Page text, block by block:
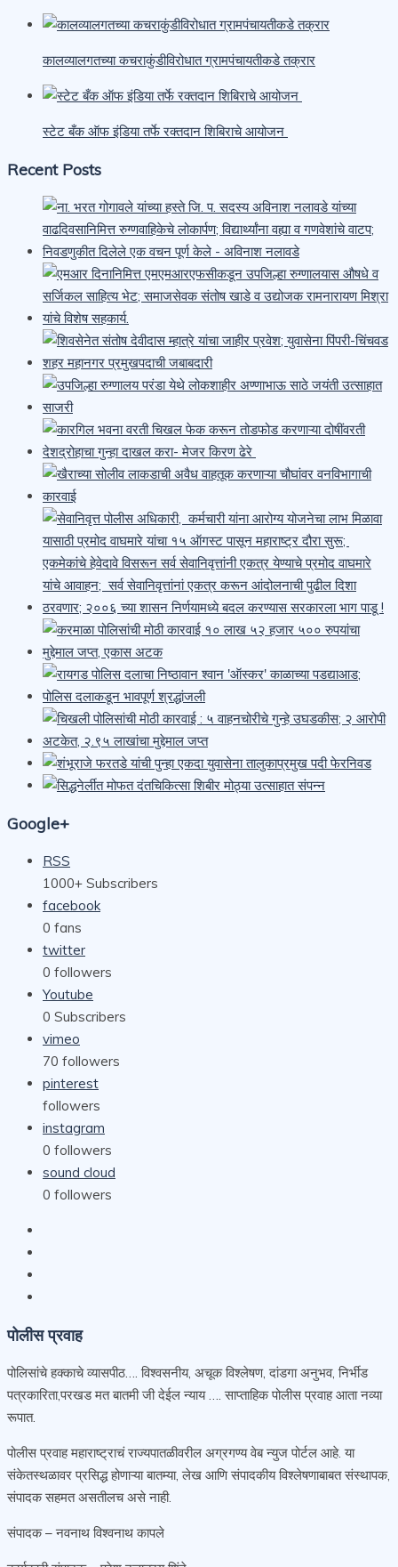
कालव्यालगतच्या कचराकुंडीविरोधात ग्रामपंचायतीकडे तक्रार
स्टेट बँक ऑफ इंडिया तर्फे रक्तदान शिबिराचे आयोजन
Recent Posts
Google+
RSS
1000+ Subscribers
facebook
0 fans
twitter
0 followers
Youtube
0 Subscribers
vimeo
70 followers
pinterest
followers
instagram
0 followers
sound cloud
0 followers
पोलीस प्रवाह
पोलिसांचे हक्काचे व्यासपीठ…. विश्वसनीय, अचूक विश्लेषण, दांडगा अनुभव, निर्भीड
पत्रकारिता,परखड मत बातमी जी देईल न्याय …. साप्ताहिक पोलीस प्रवाह आता नव्या
रूपात.
पोलीस प्रवाह महाराष्ट्राचं राज्यपातळीवरील अग्रगण्य वेब न्युज पोर्टल आहे. या
संकेतस्थळावर प्रसिद्ध होणाऱ्या बातम्या, लेख आणि संपादकीय विश्लेषणाबाबत संस्थापक,
संपादक सहमत असतीलच असे नाही.
संपादक – नवनाथ विश्वनाथ कापले